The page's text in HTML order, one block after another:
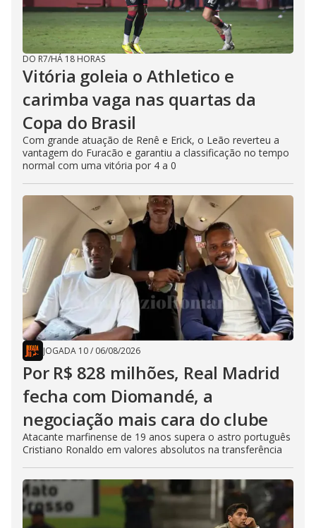
DO R7/HÁ 18 HORAS
Vitória goleia o Athletico e
carimba vaga nas quartas da
Copa do Brasil
Com grande atuação de Renê e Erick, o Leão reverteu a
vantagem do Furacão e garantiu a classificação no tempo
normal com uma vitória por 4 a 0
JOGADA 10/ 06/08/2026
Por R$ 828 milhões, Real Madrid
fecha com Diomandé, a
negociação mais cara do clube
Atacante marfinense de 19 anos supera o astro português
Cristiano Ronaldo em valores absolutos na transferência